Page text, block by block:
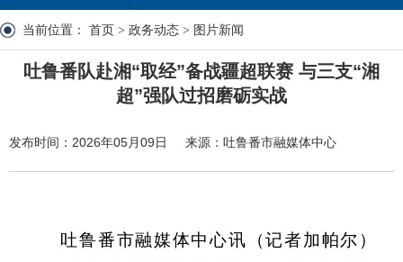
当前位置： 首页 > 政务动态 > 图片新闻
吐鲁番队赴湘“取经”备战疆超联赛 与三支“湘
超”强队过招磨砺实战
发布时间：2026年05月09日 来源：吐鲁番市融媒体中心
吐鲁番市融媒体中心讯（记者加帕尔）